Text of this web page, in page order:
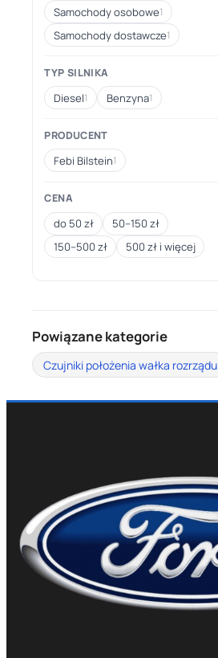
Samochody osobowe1
Samochody dostawcze1
TYP SILNIKA
Diesel1 Benzyna1
PRODUCENT
Febi Bilstein1
CENA
do 50 zł
50–150 zł
150–500 zł
500 zł i więcej
Powiązane kategorie
Czujniki położenia wałka rozrządu